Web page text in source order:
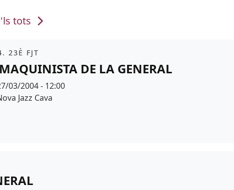
tots
23È FJT
DE LA GENERAL
03/2004 - 12:00
Jazz Cava